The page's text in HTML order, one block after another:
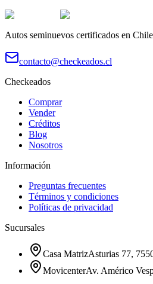
Autos seminuevos certificados en
contacto@checkeados.cl
Checkeados
Comprar
Vender
Créditos
Blog
Nosotros
Información
Preguntas frecuentes
Términos y condiciones
Políticas de privacidad
Sucursales
Casa MatrizAsturias 77,
MovicenterAv. Américo